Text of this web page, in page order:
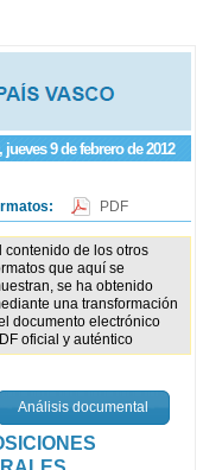
, jueves 9 de febrero de 2012
PDF
contenido de los otros
que aquí se
se ha obtenido
una transformación
documento electrónico
oficial y auténtico
Análisis documental